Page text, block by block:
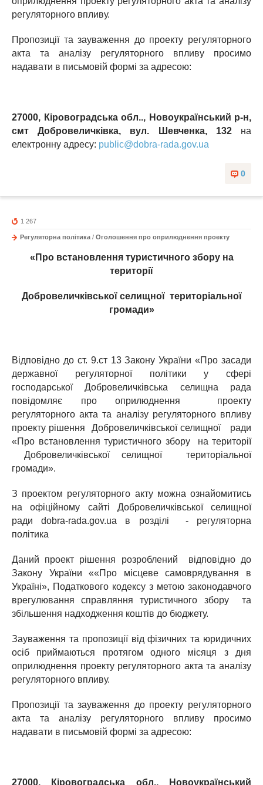
регуляторного впливу.
Пропозиції та зауваження до проекту регуляторного
акта та аналізу регуляторного впливу просимо
надавати в письмовій формі за адресою:
27000, Кіровоградська обл.., Новоукраїнський р-н,
смт Добровеличківка, вул. Шевченка, 132на
електронну адресу: public@dobra-rada.gov.ua
0
1 267
Регуляторна політика / Оголошення про оприлюднення проекту
«Про встановлення туристичного збору на
території
Добровеличківської селищної територіальної
громади»
Відповідно до ст. 9.ст 13 Закону України «Про засади
державної регуляторної політики у сфері
господарської Добровеличківська селищна рада
повідомляє про оприлюднення проекту
регуляторного акта та аналізу регуляторного впливу
проекту рішення Добровеличківської селищної ради
«Про встановлення туристичного збору на території
Добровеличківської селищної територіальної
громади».
З проектом регуляторного акту можна ознайомитись
на офіційному сайті Добровеличківської селищної
ради dobra-rada.gov.ua в розділі - регуляторна
політика
Даний проект рішення розроблений відповідно до
Закону України ««Про місцеве самоврядування в
Україні», Податкового кодексу з метою законодавчого
врегулювання справляння туристичного збору та
збільшення надходження коштів до бюджету.
Зауваження та пропозиції від фізичних та юридичних
осіб приймаються протягом одного місяця з дня
оприлюднення проекту регуляторного акта та аналізу
регуляторного впливу.
Пропозиції та зауваження до проекту регуляторного
акта та аналізу регуляторного впливу просимо
надавати в письмовій формі за адресою:
27000, Кіровоградська обл., Новоукраїнський